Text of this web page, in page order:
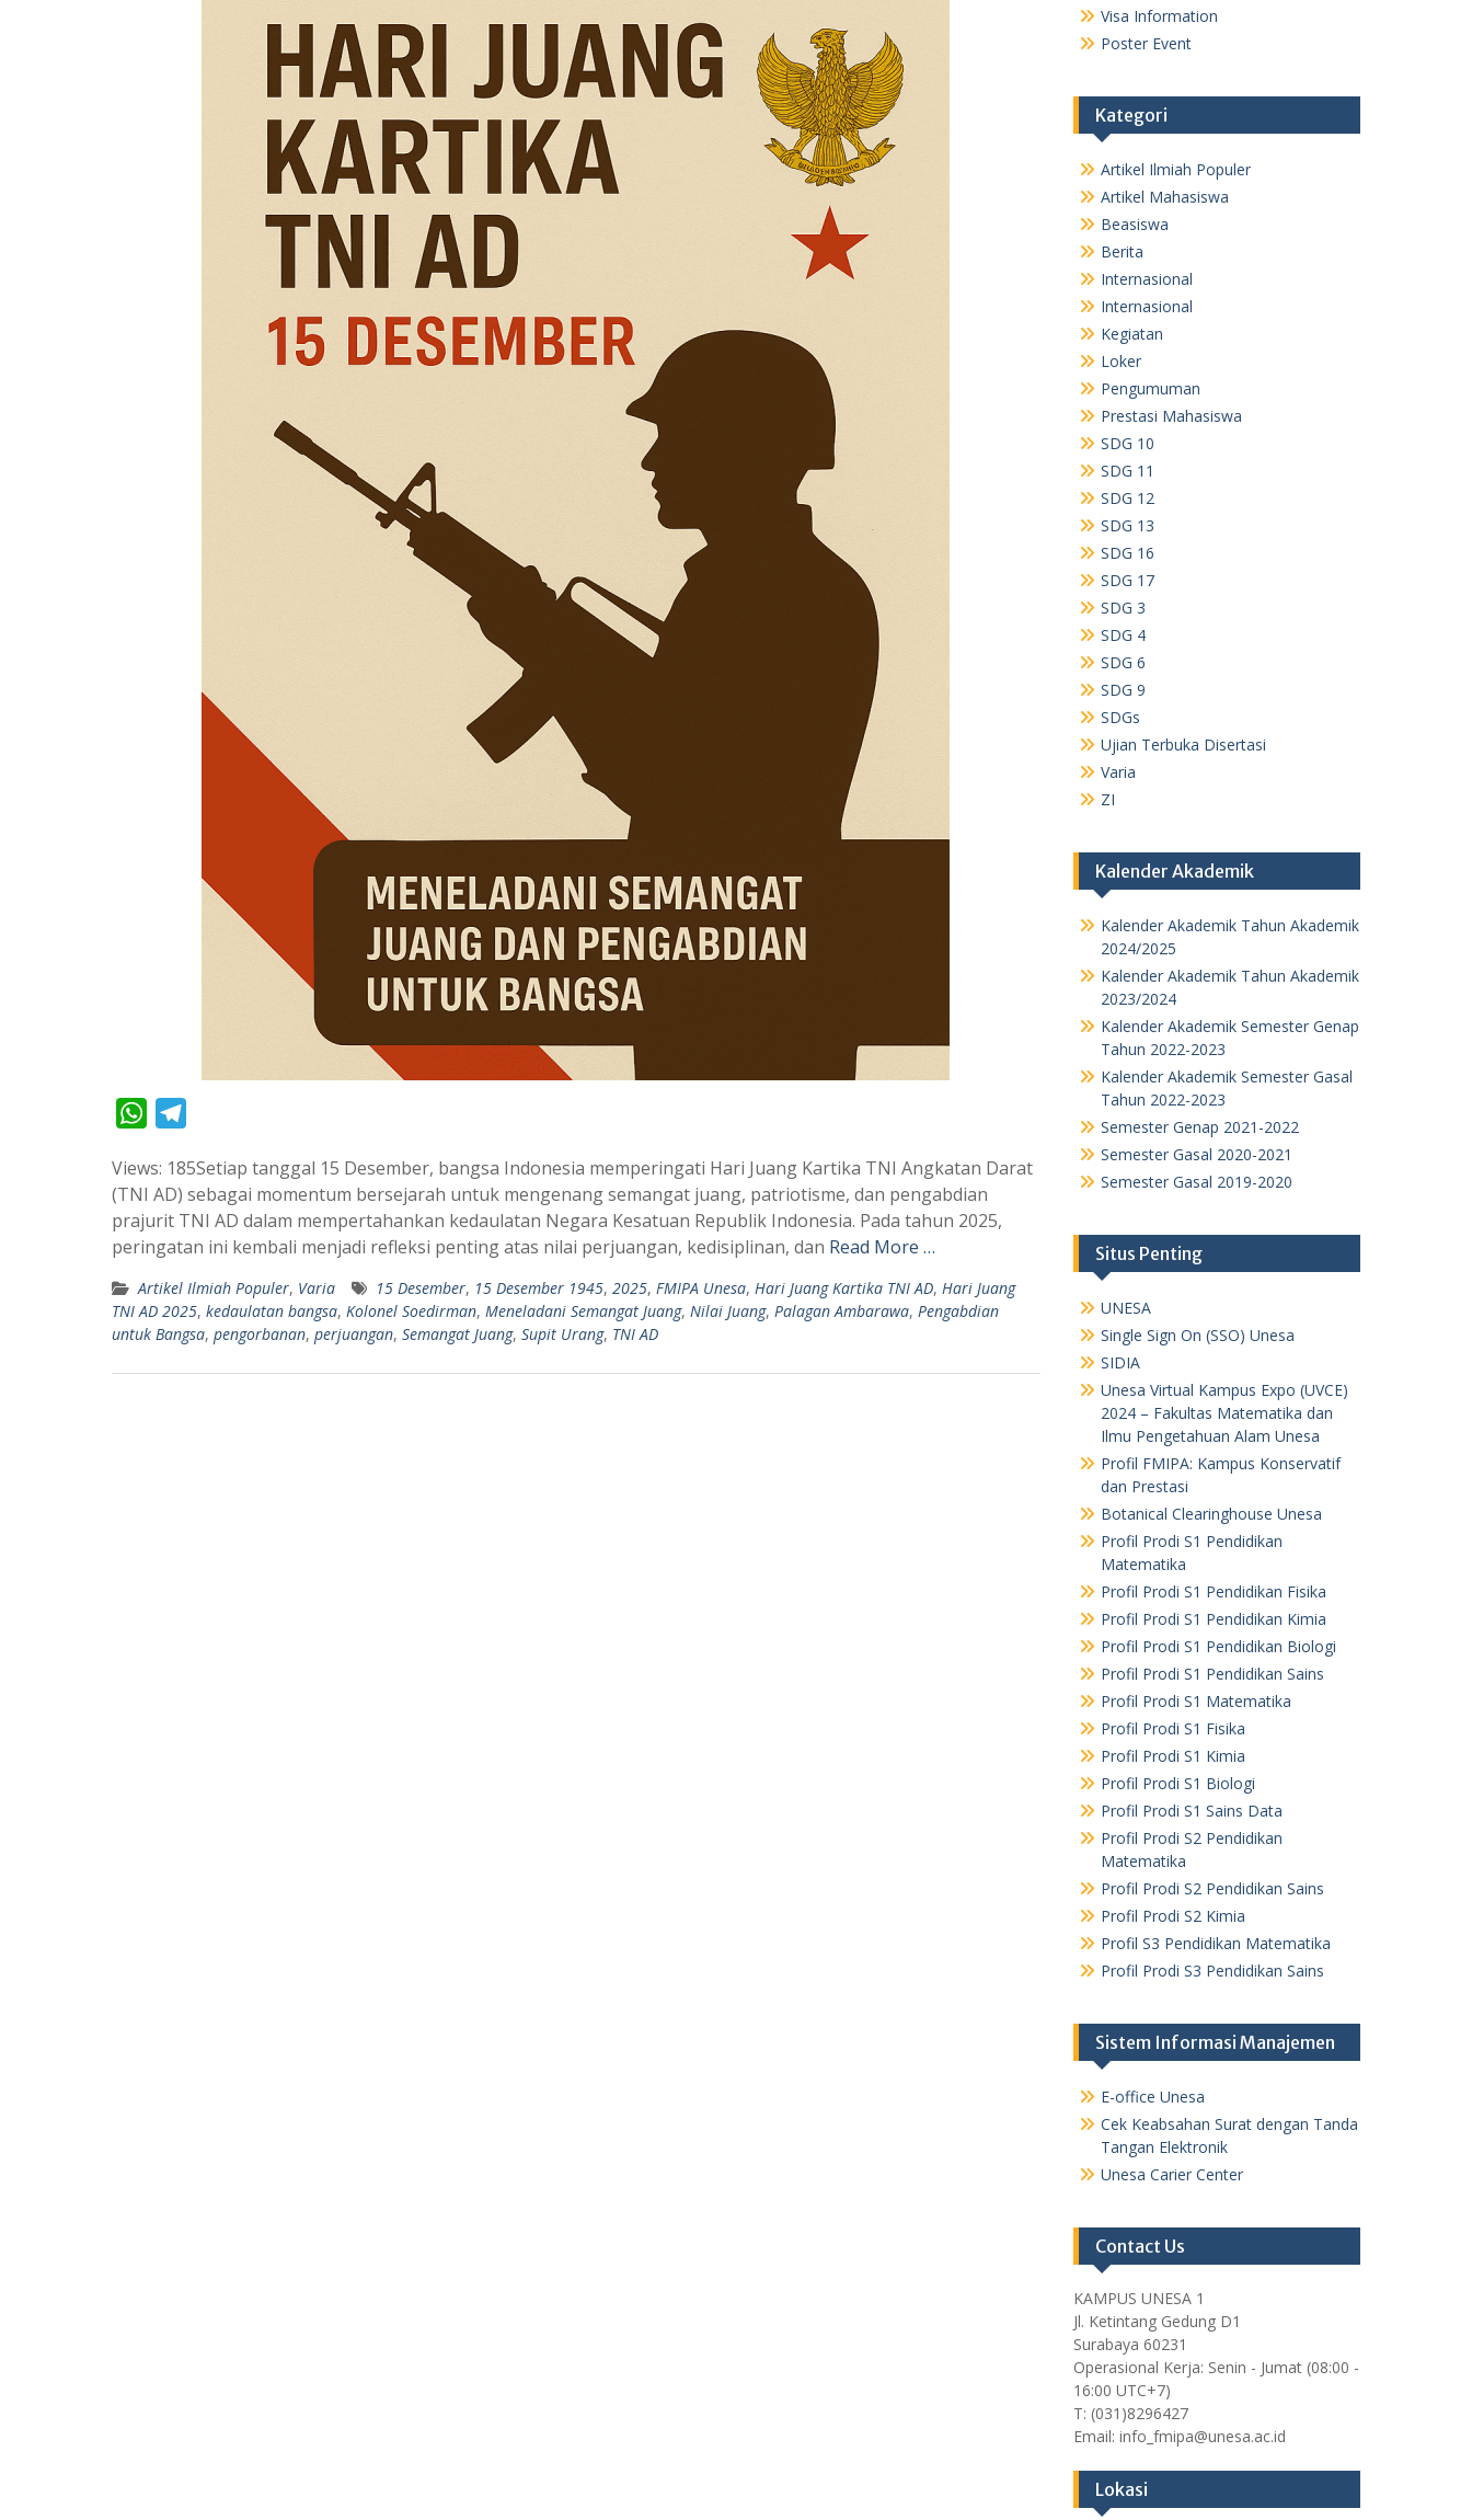
W
a
p
p
l
e
a
m
Views: 185Setiap tanggal 15 Desember, bangsa Indonesia memperingati Hari Juang Kartika TNI Angkatan Darat
(TNI AD) sebagai momentum bersejarah untuk mengenang semangat juang, patriotisme, dan pengabdian
prajurit TNI AD dalam mempertahankan kedaulatan Negara Kesatuan Republik Indonesia. Pada tahun 2025,
peringatan ini kembali menjadi refleksi penting atas nilai perjuangan, kedisiplinan, dan Read More …
Artikel Ilmiah Populer, Varia 15 Desember, 15 Desember 1945, 2025, FMIPA Unesa, Hari Juang Kartika TNI AD, Hari Juang
TNI AD 2025, kedaulatan bangsa, Kolonel Soedirman, Meneladani Semangat Juang, Nilai Juang, Palagan Ambarawa, Pengabdian
untuk Bangsa, pengorbanan, perjuangan, Semangat Juang, Supit Urang, TNI AD
Visa Information
Poster Event
Kategori
Artikel Ilmiah Populer
Artikel Mahasiswa
Beasiswa
Berita
Internasional
Internasional
Kegiatan
Loker
Pengumuman
Prestasi Mahasiswa
SDG 10
SDG 11
SDG 12
SDG 13
SDG 16
SDG 17
SDG 3
SDG 4
SDG 6
SDG 9
SDGs
Ujian Terbuka Disertasi
Varia
ZI
Kalender Akademik
Kalender Akademik Tahun Akademik
2024/2025
Kalender Akademik Tahun Akademik
2023/2024
Kalender Akademik Semester Genap
Tahun 2022-2023
Kalender Akademik Semester Gasal
Tahun 2022-2023
Semester Genap 2021-2022
Semester Gasal 2020-2021
Semester Gasal 2019-2020
Situs Penting
UNESA
Single Sign On (SSO) Unesa
SIDIA
Unesa Virtual Kampus Expo (UVCE)
2024 – Fakultas Matematika dan
Ilmu Pengetahuan Alam Unesa
Profil FMIPA: Kampus Konservatif
dan Prestasi
Botanical Clearinghouse Unesa
Profil Prodi S1 Pendidikan
Matematika
Profil Prodi S1 Pendidikan Fisika
Profil Prodi S1 Pendidikan Kimia
Profil Prodi S1 Pendidikan Biologi
Profil Prodi S1 Pendidikan Sains
Profil Prodi S1 Matematika
Profil Prodi S1 Fisika
Profil Prodi S1 Kimia
Profil Prodi S1 Biologi
Profil Prodi S1 Sains Data
Profil Prodi S2 Pendidikan
Matematika
Profil Prodi S2 Pendidikan Sains
Profil Prodi S2 Kimia
Profil S3 Pendidikan Matematika
Profil Prodi S3 Pendidikan Sains
Sistem Informasi Manajemen
E-office Unesa
Cek Keabsahan Surat dengan Tanda
Tangan Elektronik
Unesa Carier Center
Contact Us
KAMPUS UNESA 1
Jl. Ketintang Gedung D1
Surabaya 60231
Operasional Kerja: Senin - Jumat (08:00 -
16:00 UTC+7)
T: (031)8296427
Email: info_fmipa@unesa.ac.id
Lokasi